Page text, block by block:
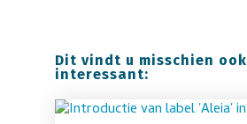
Dit vindt u misschien ook
interessant: